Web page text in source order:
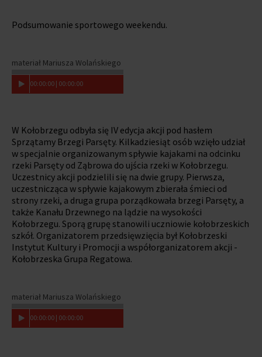
Podsumowanie sportowego weekendu.
materiał Mariusza Wolańskiego
00:00:00 | 00:00:00
W Kołobrzegu odbyła się IV edycja akcji pod hasłem
Sprzątamy Brzegi Parsęty. Kilkadziesiąt osób wzięło udział
w specjalnie organizowanym spływie kajakami na odcinku
rzeki Parsęty od Ząbrowa do ujścia rzeki w Kołobrzegu.
Uczestnicy akcji podzielili się na dwie grupy. Pierwsza,
uczestnicząca w spływie kajakowym zbierała śmieci od
strony rzeki, a druga grupa porządkowała brzegi Parsęty, a
także Kanału Drzewnego na lądzie na wysokości
Kołobrzegu. Sporą grupę stanowili uczniowie kołobrzeskich
szkół. Organizatorem przedsięwzięcia był Kołobrzeski
Instytut Kultury i Promocji a współorganizatorem akcji -
Kołobrzeska Grupa Regatowa.
materiał Mariusza Wolańskiego
00:00:00 | 00:00:00